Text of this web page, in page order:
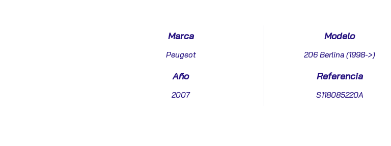
Marca
Peugeot
Modelo
206 Berlina (1998->)
Año
2007
Referencia
S118085220A